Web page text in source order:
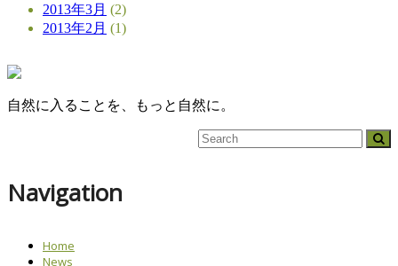
2013年3月 (2)
2013年2月 (1)
自然に入ることを、もっと自然に。
Navigation
Home
News